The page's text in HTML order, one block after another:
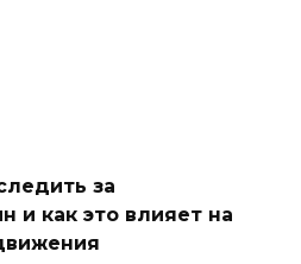
за
и как это влияет на